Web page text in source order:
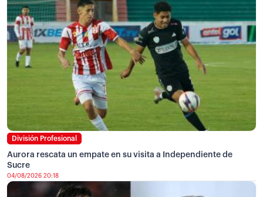
División Profesional
Aurora rescata un empate en su visita a Independiente de
Sucre
04/08/2026 20:18